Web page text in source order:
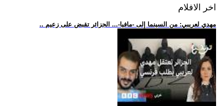
اخر الافلام
.. مهدي لعريبي: من السينما إلى -مافيا-... الجزائر تقبض على زعيم